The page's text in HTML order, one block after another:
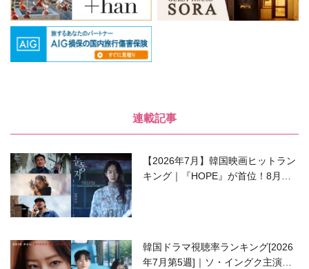
連載記事
【2026年7月】韓国映画ヒットラン
キング｜『HOPE』が首位！8月公
韓国ドラマ視聴率ランキング[2026
年7月第5週]｜ソ・イングク主演の